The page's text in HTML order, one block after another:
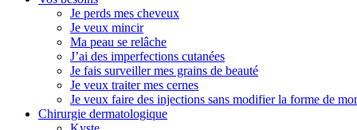
Je perds mes cheveux
Je veux mincir
Ma peau se relâche
J’ai des imperfections cutanées
Je fais surveiller mes grains de beauté
Je veux traiter mes cernes
Je veux faire des injections sans modifier la forme de
Chirurgie dermatologique